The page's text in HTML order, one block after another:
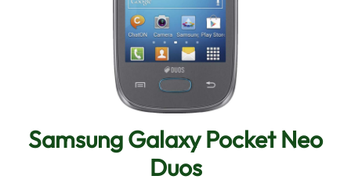
Samsung Galaxy Pocket Neo
Duos